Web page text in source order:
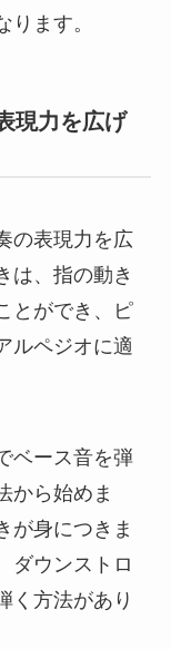
ます。
現力を広げ
の表現力を広
は、指の動き
とができ、ピ
ルペジオに適
ベース音を弾
から始めま
が身につきま
ダウンストロ
く方法があり